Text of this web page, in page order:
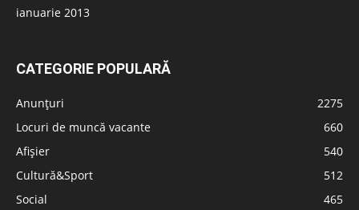
ianuarie 2013
CATEGORIE POPULARĂ
Anunțuri
2275
Locuri de muncă vacante
660
Afișier
540
Cultură&Sport
512
Social
465